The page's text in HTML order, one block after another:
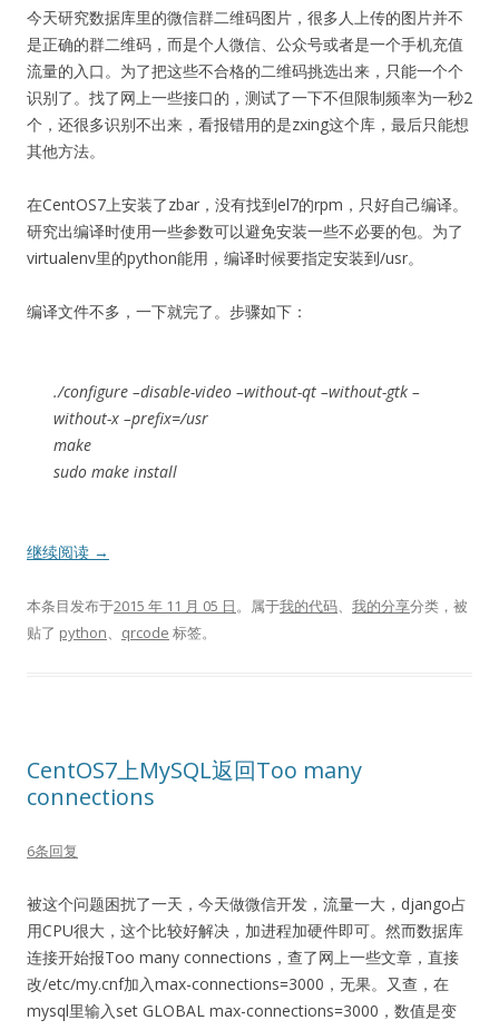
今天研究数据库里的微信群二维码图片，很多人上传的图片并不
是正确的群二维码，而是个人微信、公众号或者是一个手机充值
流量的入口。为了把这些不合格的二维码挑选出来，只能一个个
识别了。找了网上一些接口的，测试了一下不但限制频率为一秒2
个，还很多识别不出来，看报错用的是zxing这个库，最后只能想
其他方法。
在CentOS7上安装了zbar，没有找到el7的rpm，只好自己编译。
研究出编译时使用一些参数可以避免安装一些不必要的包。为了
virtualenv里的python能用，编译时候要指定安装到/usr。
编译文件不多，一下就完了。步骤如下：
./configure –disable-video –without-qt –without-gtk –
without-x –prefix=/usr
make
sudo make install
继续阅读 →
本条目发布于2015 年 11 月 05 日。属于我的代码、 我的分享分类，被
贴了 python、 qrcode 标签。
CentOS7上MySQL返回Too many
connections
6条回复
被这个问题困扰了一天，今天做微信开发，流量一大，django占
用CPU很大，这个比较好解决，加进程加硬件即可。然而数据库
连接开始报Too many connections，查了网上一些文章，直接
改/etc/my.cnf加入max-connections=3000，无果。又查，在
mysql里输入set GLOBAL max-connections=3000，数值是变